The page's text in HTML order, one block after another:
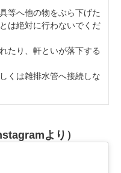
等へ他の物をぶら下げた
は絶対に行わないでくだ
たり、軒といが落下する
くは雑排水管へ接続しな
より）